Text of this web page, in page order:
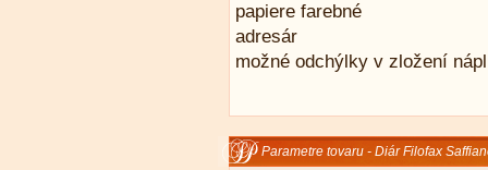
papiere farebné
adresár
možné odchýlky v zložení
Parametre tovaru - Diár Filofax